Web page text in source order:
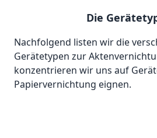
Die
Nachfolgend listen wir die
Gerätetypen zur
konzentrieren wir uns auf
Papiervernichtung eignen.